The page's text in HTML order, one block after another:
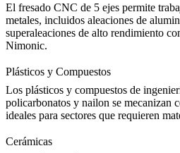
El fresado CNC de 5 ejes permite
metales, incluidos aleaciones de
superaleaciones de alto rendimiento
Nimonic.
Plásticos y Compuestos
Los plásticos y compuestos de
policarbonatos y nailon se mecanizan
ideales para sectores que requieren
Cerámicas